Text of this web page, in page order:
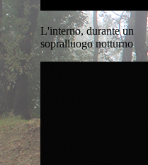
L'interno, durante un
sopralluogo notturno